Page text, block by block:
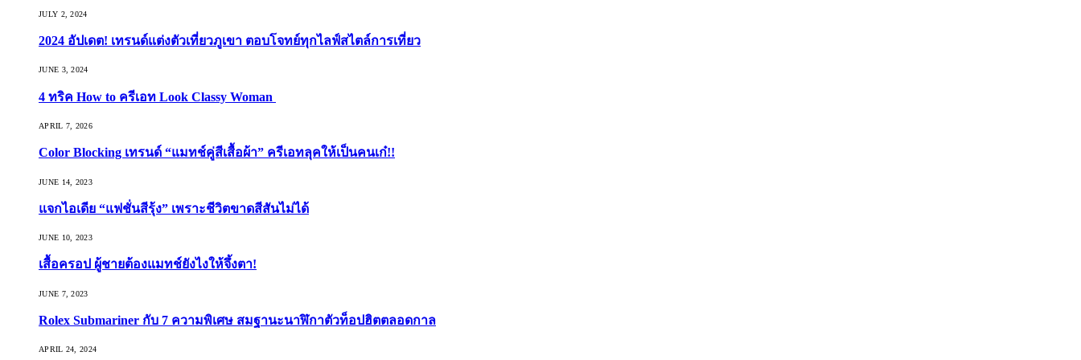
JULY 2, 2024
2024 อัปเดต! เทรนด์แต่งตัวเที่ยวภูเขา ตอบโจทย์ทุกไลฟ์สไตล์การเที่ยว
JUNE 3, 2024
4 ทริค How to ครีเอท Look Classy Woman
APRIL 7, 2026
Color Blocking เทรนด์ “แมทช์คู่สีเสื้อผ้า” ครีเอทลุคให้เป็นคนเก๋!!
JUNE 14, 2023
แจกไอเดีย “แฟชั่นสีรุ้ง” เพราะชีวิตขาดสีสันไม่ได้
JUNE 10, 2023
เสื้อครอป ผู้ชายต้องแมทช์ยังไงให้จึ้งตา!
JUNE 7, 2023
Rolex Submariner กับ 7 ความพิเศษ สมฐานะนาฬิกาตัวท็อปฮิตตลอดกาล
APRIL 24, 2024